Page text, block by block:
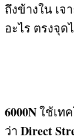
ถึงข้างใน เจ
อะไร ตรงจุ
6000Nใช้เท
ว่า Direct